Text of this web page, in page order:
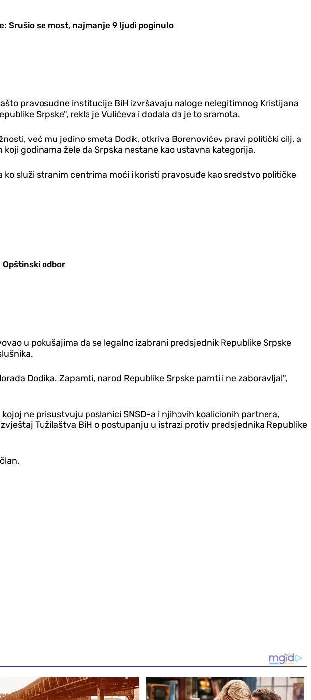
Srušio se most, najmanje 9 ljudi poginulo
pravosudne institucije BiH izvršavaju naloge nelegitimnog Kristijana
Srpske", rekla je Vulićeva i dodala da je to sramota.
već mu jedino smeta Dodik, otkriva Borenovićev pravi politički cilj, a
godinama žele da Srpska nestane kao ustavna kategorija.
služi stranim centrima moći i koristi pravosuđe kao sredstvo političke
odbor
u pokušajima da se legalno izabrani predsjednik Republike Srpske
Dodika. Zapamti, narod Republike Srpske pamti i ne zaboravlja!",
ne prisustvuju poslanici SNSD-a i njihovih koalicionih partnera,
Tužilaštva BiH o postupanju u istrazi protiv predsjednika Republike